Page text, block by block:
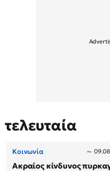
τελευταία
Κοινωνία
Ακραίος κίνδυνος